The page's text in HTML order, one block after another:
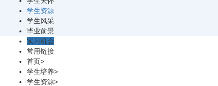
学生资源
学生风采
毕业前景
实习机会
常用链接
首页>
学生培养>
学生资源>